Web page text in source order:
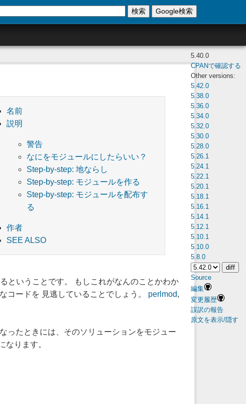
検索 Google検索
5.40.0
CPANで確認する
Other versions:
5.42.0
5.38.0
5.36.0
5.34.0
5.32.0
5.30.0
5.28.0
5.26.1
5.24.1
5.22.1
5.20.1
5.18.1
5.16.1
5.14.1
5.12.1
5.10.1
5.10.0
5.8.0
Source
編集
変更履歴
誤訳の報告
原文を表示/隠す
名前
説明
警告
なにをモジュールにしたらいい？
Step-by-step: 地ならし
Step-by-step: モジュールを作る
Step-by-step: モジュールを配布す
る
作者
SEE ALSO
ということです。 もしこれがなんのことかわか
コードを 見逃していることでしょう。 perlmod,
ったときには、そのソリューションをモジュー
ります。